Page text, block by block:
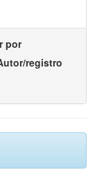
por
registro